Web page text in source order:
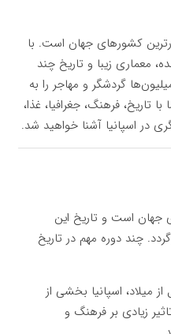
کشورهای جهان است. با
معماری زیبا و تاریخ چند
گردشگر و مهاجر را به
تاریخ، فرهنگ، جغرافیا، غذا،
در اسپانیا آشنا خواهید شد.
جهان است و تاریخ این
چند دوره مهم در تاریخ
۲۰۰ قبل از میلاد، اسپانیا بخشی از
زیادی بر فرهنگ و